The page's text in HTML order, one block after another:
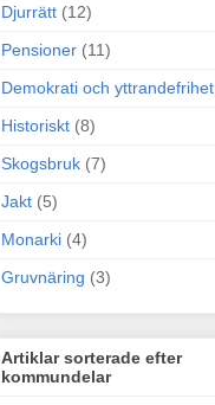
Djurrätt (12)
Pensioner (11)
Demokrati och yttrandefrihet
Historiskt (8)
Skogsbruk (7)
Jakt (5)
Monarki (4)
Gruvnäring (3)
Artiklar sorterade efter
kommundelar